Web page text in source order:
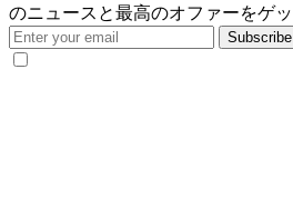
のニュースと最高のオファーをゲッ
Subscribe